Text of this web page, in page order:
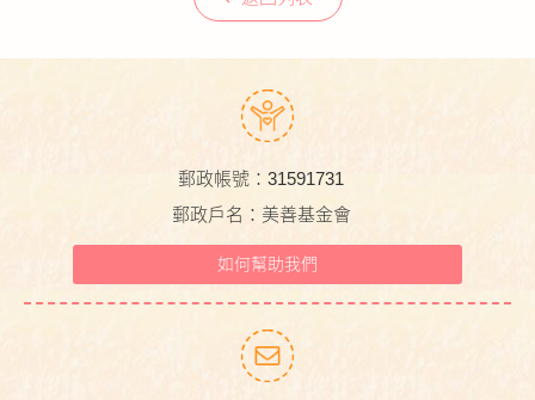
郵政帳號：31591731
郵政戶名：美善基金會
如何幫助我們